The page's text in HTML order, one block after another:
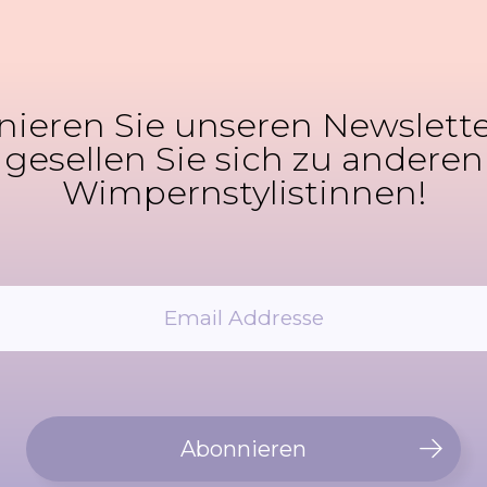
Sie unseren
gesellen Sie sich zu anderen
Wimpernstylistinnen!
Abonnieren